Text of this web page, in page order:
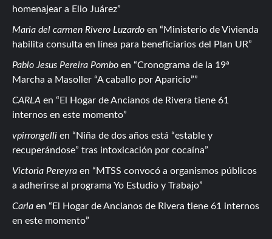
homenajear a Elio Juárez
Maria del carmen Rivero Luzardo en
Ministerio de Vivienda
habilita consulta en línea para beneficiarios del Plan UR
Pablo Jesus Pereira Pombo en
Cronograma de la 19ª
Marcha a Masoller “A caballo por Aparicio”
CARLA en
El Hogar de Ancianos de Rivera tiene 61
internos en este momento
vpirrongelli en
Niña de dos años está “estable y
recuperándose” tras intoxicación por cocaína
Victoria Pereyra en
MTSS convocó a organismos públicos
a adherirse al programa Yo Estudio y Trabajo
Carla en
El Hogar de Ancianos de Rivera tiene 61 internos
en este momento